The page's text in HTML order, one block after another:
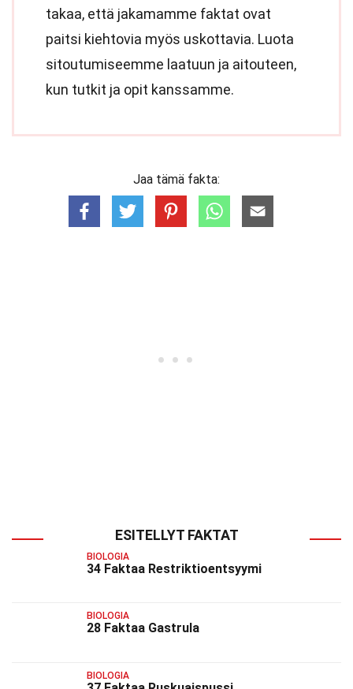
takaa, että jakamamme faktat ovat
paitsi kiehtovia myös uskottavia. Luota
sitoutumiseemme laatuun ja aitouteen,
kun tutkit ja opit kanssamme.
Jaa tämä fakta:
ESITELLYT FAKTAT
BIOLOGIA
34 Faktaa Restriktioentsyymi
BIOLOGIA
28 Faktaa Gastrula
BIOLOGIA